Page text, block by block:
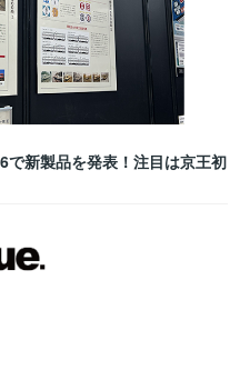
新製品を発表！注目は京王初